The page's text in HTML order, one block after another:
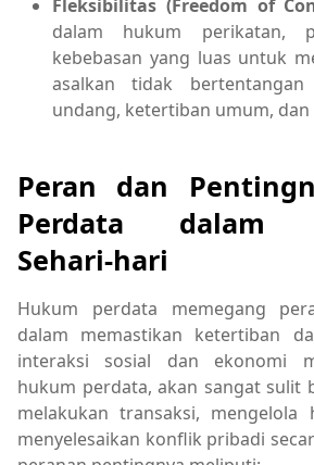
Fleksibilitas (Freedom of
dalam hukum perikatan,
kebebasan yang luas untuk
asalkan tidak
undang, ketertiban umum, dan
Peran dan
Perdata dalam
Sehari-hari
Hukum perdata memegang
dalam memastikan ketertiban
interaksi sosial dan ekonomi
hukum perdata, akan sangat sulit
melakukan transaksi, mengelola
menyelesaikan konflik pribadi